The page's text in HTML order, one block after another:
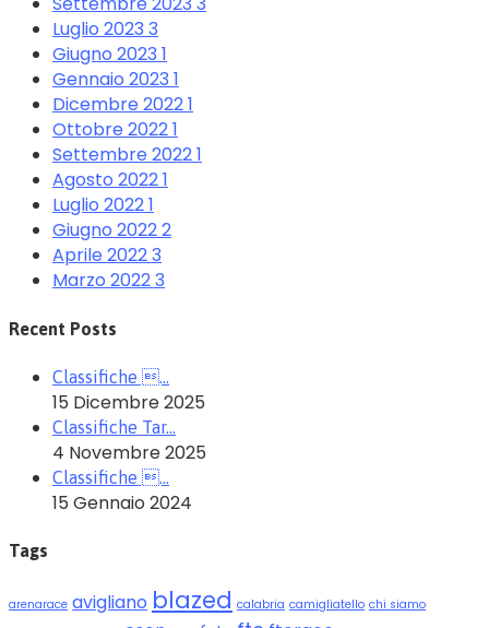
Luglio 2023 3
Giugno 2023 1
Gennaio 2023 1
Dicembre 20221
Ottobre 20221
Settembre 20221
Agosto 20221
Luglio 20221
Giugno 20222
Aprile 20223
Marzo 20223
Recent Posts
Classifiche …
15 Dicembre 2025
Classifiche Tar…
4 Novembre 2025
Classifiche …
15 Gennaio 2024
Tags
arenarace avigliano blazed calabria camigliatello chi siamo